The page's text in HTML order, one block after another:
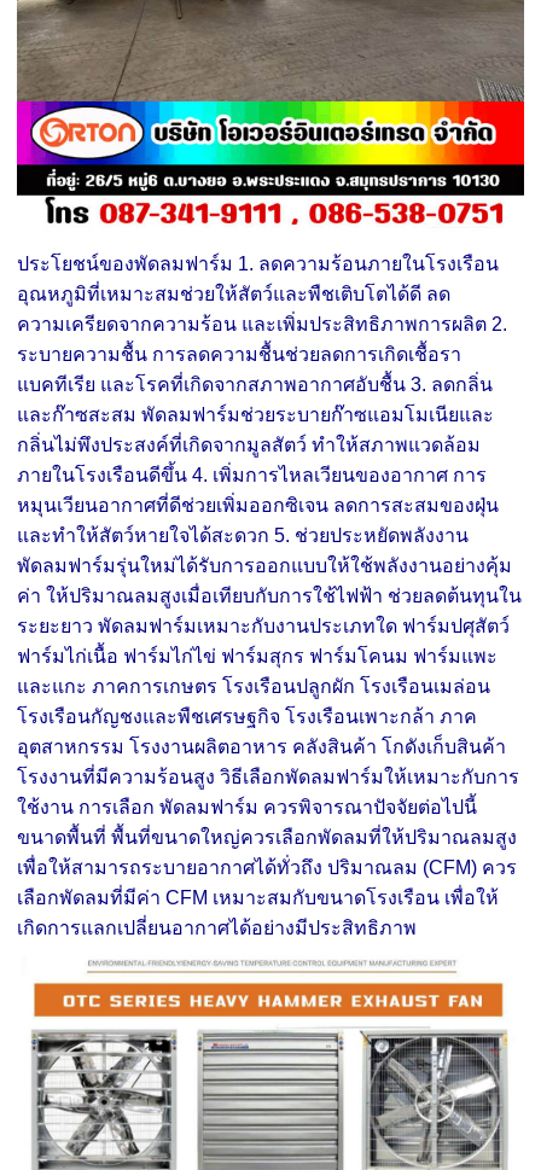
ประโยชน์ของพัดลมฟาร์ม 1. ลดความร้อนภายในโรงเรือน
อุณหภูมิที่เหมาะสมช่วยให้สัตว์และพืชเติบโตได้ดี ลด
ความเครียดจากความร้อน และเพิ่มประสิทธิภาพการผลิต 2.
ระบายความชื้น การลดความชื้นช่วยลดการเกิดเชื้อรา
แบคทีเรีย และโรคที่เกิดจากสภาพอากาศอับชื้น 3. ลดกลิ่น
และก๊าซสะสม พัดลมฟาร์มช่วยระบายก๊าซแอมโมเนียและ
กลิ่นไม่พึงประสงค์ที่เกิดจากมูลสัตว์ ทำให้สภาพแวดล้อม
ภายในโรงเรือนดีขึ้น 4. เพิ่มการไหลเวียนของอากาศ การ
หมุนเวียนอากาศที่ดีช่วยเพิ่มออกซิเจน ลดการสะสมของฝุ่น
และทำให้สัตว์หายใจได้สะดวก 5. ช่วยประหยัดพลังงาน
พัดลมฟาร์มรุ่นใหม่ได้รับการออกแบบให้ใช้พลังงานอย่างคุ้ม
ค่า ให้ปริมาณลมสูงเมื่อเทียบกับการใช้ไฟฟ้า ช่วยลดต้นทุนใน
ระยะยาว พัดลมฟาร์มเหมาะกับงานประเภทใด ฟาร์มปศุสัตว์
ฟาร์มไก่เนื้อ ฟาร์มไก่ไข่ ฟาร์มสุกร ฟาร์มโคนม ฟาร์มแพะ
และแกะ ภาคการเกษตร โรงเรือนปลูกผัก โรงเรือนเมล่อน
โรงเรือนกัญชงและพืชเศรษฐกิจ โรงเรือนเพาะกล้า ภาค
อุตสาหกรรม โรงงานผลิตอาหาร คลังสินค้า โกดังเก็บสินค้า
โรงงานที่มีความร้อนสูง วิธีเลือกพัดลมฟาร์มให้เหมาะกับการ
ใช้งาน การเลือก พัดลมฟาร์ม ควรพิจารณาปัจจัยต่อไปนี้
ขนาดพื้นที่ พื้นที่ขนาดใหญ่ควรเลือกพัดลมที่ให้ปริมาณลมสูง
เพื่อให้สามารถระบายอากาศได้ทั่วถึง ปริมาณลม (CFM) ควร
เลือกพัดลมที่มีค่า CFM เหมาะสมกับขนาดโรงเรือน เพื่อให้
เกิดการแลกเปลี่ยนอากาศได้อย่างมีประสิทธิภาพ